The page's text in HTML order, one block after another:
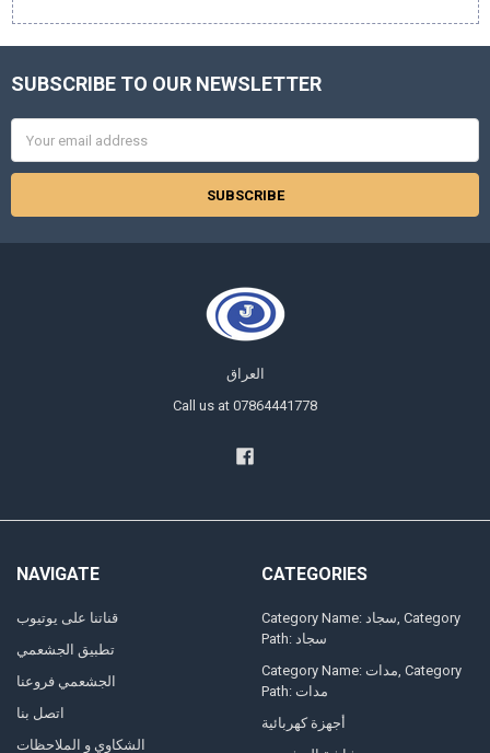
Footer
SUBSCRIBE TO OUR NEWSLETTER
Address
العراق
Call us at 07864441778
NAVIGATE
قناتنا على يوتيوب
تطبيق الجشعمي
الجشعمي فروعنا
اتصل بنا
الشكاوي و الملاحظات
CATEGORIES
Category Name: سجاد, Category
Path: سجاد
Category Name: مدات, Category
Path: مدات
أجهزة كهربائية